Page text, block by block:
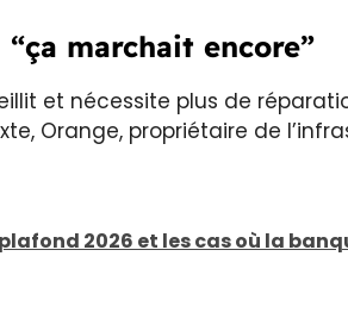
“ça marchait encore”
et nécessite plus de
Orange, propriétaire de
2026 et les cas où la